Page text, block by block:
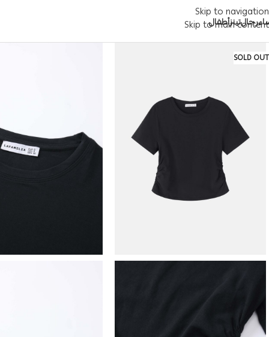
Skip to navigation
Skip to main content
رجالتينزأطفال
SOLD OUT